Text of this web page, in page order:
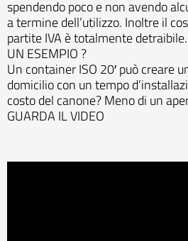
spendendo poco e non avendo
a termine dell’utilizzo. Inoltre il
partite IVA è totalmente detraibile.
UN ESEMPIO ?
Un container ISO 20′ può creare
domicilio con un tempo
costo del canone? Meno di un
GUARDA IL VIDEO